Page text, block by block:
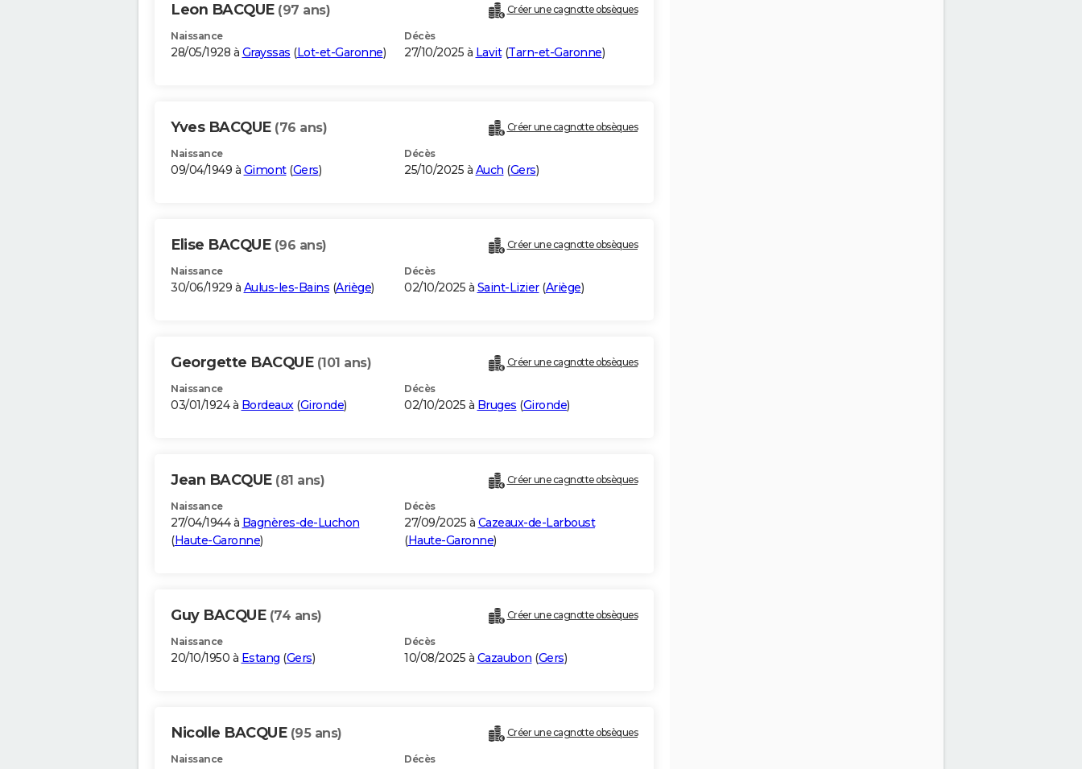
Leon BACQUE (97 ans) Créer une cagnotte obsèques
Naissance
28/05/1928 à Grayssas (Lot-et-Garonne)
Décès
27/10/2025 à Lavit(Tarn-et-Garonne)
Yves BACQUE (76 ans) Créer une cagnotte obsèques
Naissance
09/04/1949 à Gimont(Gers)
Décès
25/10/2025 à Auch (Gers)
Elise BACQUE (96 ans) Créer une cagnotte obsèques
Naissance
30/06/1929 à Aulus-les-Bains (Ariège)
Décès
02/10/2025 à Saint-Lizier(Ariège)
Georgette BACQUE (101 ans) Créer une cagnotte obsèques
Naissance
03/01/1924 à Bordeaux(Gironde)
Décès
02/10/2025 à Bruges (Gironde)
Jean BACQUE (81 ans) Créer une cagnotte obsèques
Naissance
27/04/1944 à Bagnères-de-Luchon
(Haute-Garonne)
Décès
27/09/2025 à Cazeaux-de-Larboust
(Haute-Garonne)
Guy BACQUE (74 ans) Créer une cagnotte obsèques
Naissance
20/10/1950 à Estang (Gers)
Décès
10/08/2025 à Cazaubon (Gers)
Nicolle BACQUE (95 ans) Créer une cagnotte obsèques
Naissance Décès